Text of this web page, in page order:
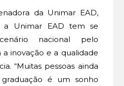
da Unimar EAD,
a Unimar EAD tem se
nacional pelo
inovação e a qualidade
“Muitas pessoas ainda
é um sonho